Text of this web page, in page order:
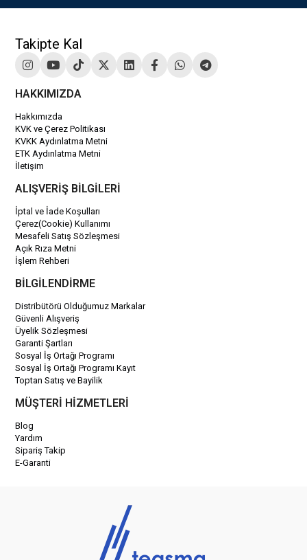
Takipte Kal
HAKKIMIZDA
Hakkımızda
KVK ve Çerez Politikası
KVKK Aydınlatma Metni
ETK Aydınlatma Metni
İletişim
ALIŞVERİŞ BİLGİLERİ
İptal ve İade Koşulları
Çerez(Cookie) Kullanımı
Mesafeli Satış Sözleşmesi
Açık Rıza Metni
İşlem Rehberi
BİLGİLENDİRME
Distribütörü Olduğumuz Markalar
Güvenli Alışveriş
Üyelik Sözleşmesi
Garanti Şartları
Sosyal İş Ortağı Programı
Sosyal İş Ortağı Programı Kayıt
Toptan Satış ve Bayilik
MÜŞTERİ HİZMETLERİ
Blog
Yardım
Sipariş Takip
E-Garanti